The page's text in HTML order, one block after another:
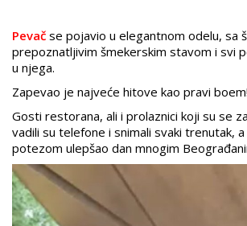
Pevač se pojavio u elegantnom odelu, sa
prepoznatljivim šmekerskim stavom i svi
u njega.
Zapevao je najveće hitove kao pravi boem!
Gosti restorana, ali i prolaznici koji su se
vadili su telefone i snimali svaki trenutak,
potezom ulepšao dan mnogim